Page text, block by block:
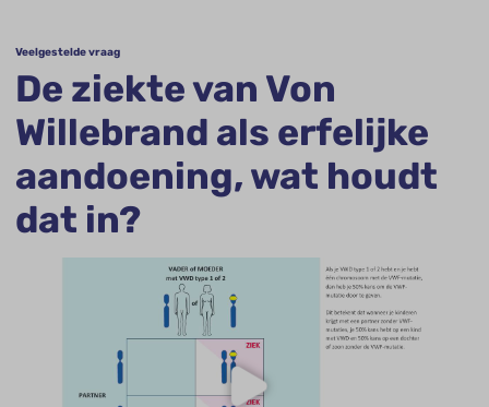
Veelgestelde vraag
De ziekte van Von
Willebrand als erfelijke
aandoening, wat houdt
dat in?